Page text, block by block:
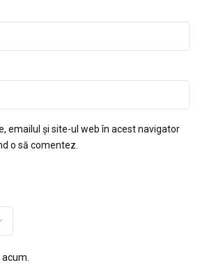
emailul și site-ul web în acest navigator
o să comentez.